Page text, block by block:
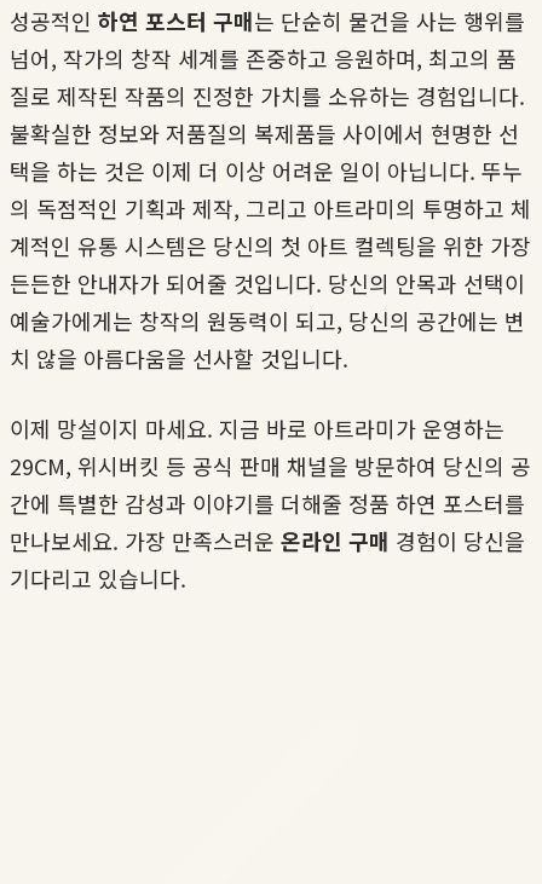
성공적인 하연 포스터 구매는 단순히 물건을 사는 행위를
넘어, 작가의 창작 세계를 존중하고 응원하며, 최고의 품
질로 제작된 작품의 진정한 가치를 소유하는 경험입니다.
불확실한 정보와 저품질의 복제품들 사이에서 현명한 선
택을 하는 것은 이제 더 이상 어려운 일이 아닙니다. 뚜누
의 독점적인 기획과 제작, 그리고 아트라미의 투명하고 체
계적인 유통 시스템은 당신의 첫 아트 컬렉팅을 위한 가장
든든한 안내자가 되어줄 것입니다. 당신의 안목과 선택이
예술가에게는 창작의 원동력이 되고, 당신의 공간에는 변
치 않을 아름다움을 선사할 것입니다.
이제 망설이지 마세요. 지금 바로 아트라미가 운영하는
29CM, 위시버킷 등 공식 판매 채널을 방문하여 당신의 공
간에 특별한 감성과 이야기를 더해줄 정품 하연 포스터를
만나보세요. 가장 만족스러운 온라인 구매 경험이 당신을
기다리고 있습니다.